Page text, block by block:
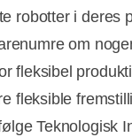
robotter i deres
om
fleksibel
fleksible
Teknologisk